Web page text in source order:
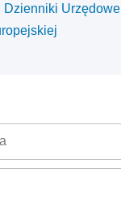
Dzienniki Urzędowe